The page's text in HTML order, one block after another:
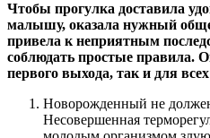
Чтобы прогулка доставила
малышу, оказала нужный
привела к неприятным
соблюдать простые правила.
первого выхода, так и для
Новорожденный не
Несовершенная